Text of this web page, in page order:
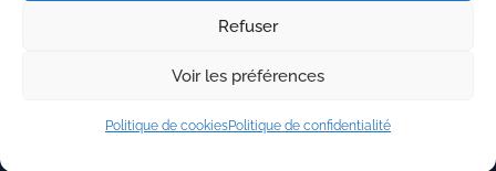
Refuser
Voir les préférences
Politique de cookiesPolitique de confidentialité
Politique de cookies (UE)